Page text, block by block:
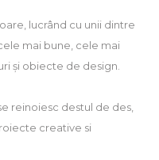
lucrând cu unii dintre
mai bune, cele mai
și obiecte de design.
reinoiesc destul de des,
creative si